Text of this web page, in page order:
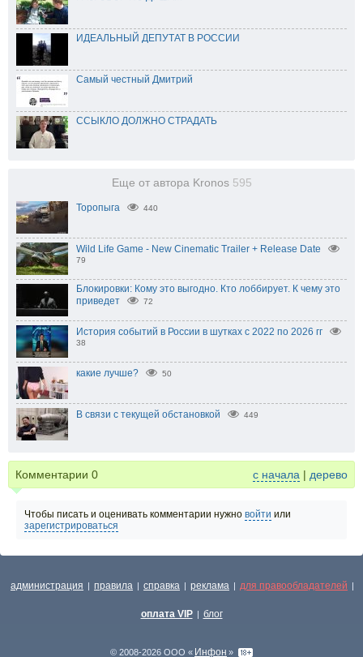
ИДЕАЛЬНЫЙ ДЕПУТАТ В РОССИИ
Самый честный Дмитрий
ССЫКЛО ДОЛЖНО СТРАДАТЬ
Еще от автора Kronos 595
Торопыга 440
Wild Life Game - New Cinematic Trailer + Release Date
79
Блокировки: Кому это выгодно. Кто лоббирует. К чему это
приведет
72
История событий в России в шутках с 2022 по 2026 гг
38
какие лучше? 50
В связи с текущей обстановкой 449
Комментарии 0 с начала | дерево
Чтобы писать и оценивать комментарии нужно войти или
зарегистрироваться
администрация | правила | справка | реклама | для правообладателей |
оплата VIP | блог
© 2008-2026 ООО « Инфон »